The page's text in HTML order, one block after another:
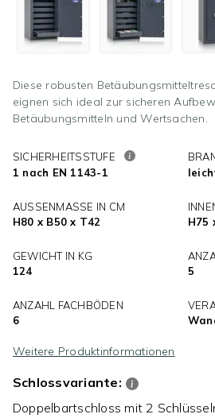
Diese robusten
eignen sich ideal zur sicheren
Betäubungsmitteln und Wertsachen.
SICHERHEITSSTUFE
1 nach EN 1143-1
AUSSENMASSE IN CM
H80 x B50 x T42
H75
GEWICHT IN KG
124
5
ANZAHL FACHBÖDEN
6
Weitere Produktinformationen
Schlossvariante:
Doppelbartschloss mit 2